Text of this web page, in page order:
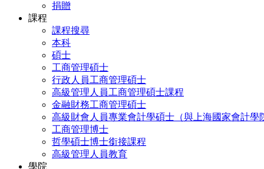
捐贈
課程
課程搜尋
本科
碩士
工商管理碩士
行政人員工商管理碩士
高級管理人員工商管理碩士課程
金融財務工商管理碩士
高級財會人員專業會計學碩士（與上海國家會計學
工商管理博士
哲學碩士博士銜接課程
高級管理人員教育
學院